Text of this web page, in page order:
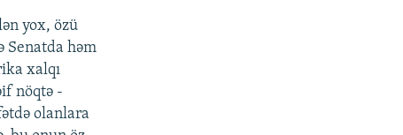
yox, özü
Senatda həm
xalqı
nöqtə -
olanlara